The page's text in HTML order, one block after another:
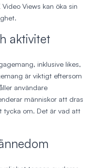
Views kan öka sin
aktivitet
inklusive likes,
är viktigt eftersom
användare
människor att dras
tycka om. Det är vad att